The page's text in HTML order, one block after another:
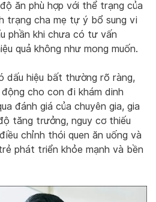
ăn phù hợp với thể trạng của
trạng cha mẹ tự ý bổ sung vi
phần khi chưa có tư vấn
quả không như mong muốn.
dấu hiệu bất thường rõ ràng,
cho con đi khám dinh
đánh giá của chuyên gia, gia
tăng trưởng, nguy cơ thiếu
chỉnh thói quen ăn uống và
phát triển khỏe mạnh và bền